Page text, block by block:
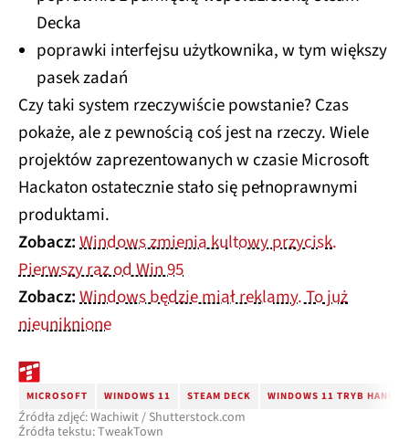
Decka
poprawki interfejsu użytkownika, w tym większy
pasek zadań
Czy taki system rzeczywiście powstanie? Czas
pokaże, ale z pewnością coś jest na rzeczy. Wiele
projektów zaprezentowanych w czasie Microsoft
Hackaton ostatecznie stało się pełnoprawnymi
produktami.
Zobacz:Windows zmienia kultowy przycisk.
Pierwszy raz od Win 95
Zobacz:Windows będzie miał reklamy. To już
nieuniknione
MICROSOFT WINDOWS 11 STEAM DECK WINDOWS 11 TRYB
Źródła zdjęć: Wachiwit / Shutterstock.com
Źródła tekstu: TweakTown